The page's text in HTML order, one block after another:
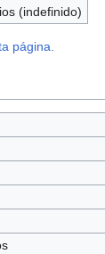
(indefinido)
página.